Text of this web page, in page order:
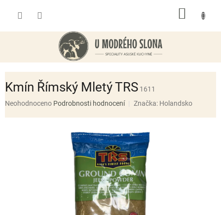
Kmín Římský Mletý TRS 1611
Průměrné
Neohodnoceno Podrobnosti hodnocení Značka: Holandsko